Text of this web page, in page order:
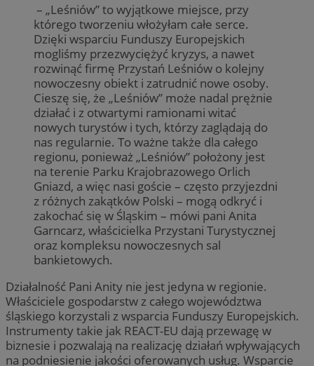
– „Leśniów” to wyjątkowe miejsce, przy
którego tworzeniu włożyłam całe serce.
Dzięki wsparciu Funduszy Europejskich
mogliśmy przezwyciężyć kryzys, a nawet
rozwinąć firmę Przystań Leśniów o kolejny
nowoczesny obiekt i zatrudnić nowe osoby.
Cieszę się, że „Leśniów” może nadal prężnie
działać i z otwartymi ramionami witać
nowych turystów i tych, którzy zaglądają do
nas regularnie. To ważne także dla całego
regionu, ponieważ „Leśniów” położony jest
na terenie Parku Krajobrazowego Orlich
Gniazd, a więc nasi goście – często przyjezdni
z różnych zakątków Polski – mogą odkryć i
zakochać się w Śląskim – mówi pani Anita
Garncarz, właścicielka Przystani Turystycznej
oraz kompleksu nowoczesnych sal
bankietowych.
Działalność Pani Anity nie jest jedyna w regionie.
Właściciele gospodarstw z całego województwa
śląskiego korzystali z wsparcia Funduszy Europejskich.
Instrumenty takie jak REACT-EU dają przewagę w
biznesie i pozwalają na realizację działań wpływających
na podniesienie jakości oferowanych usług. Wsparcie